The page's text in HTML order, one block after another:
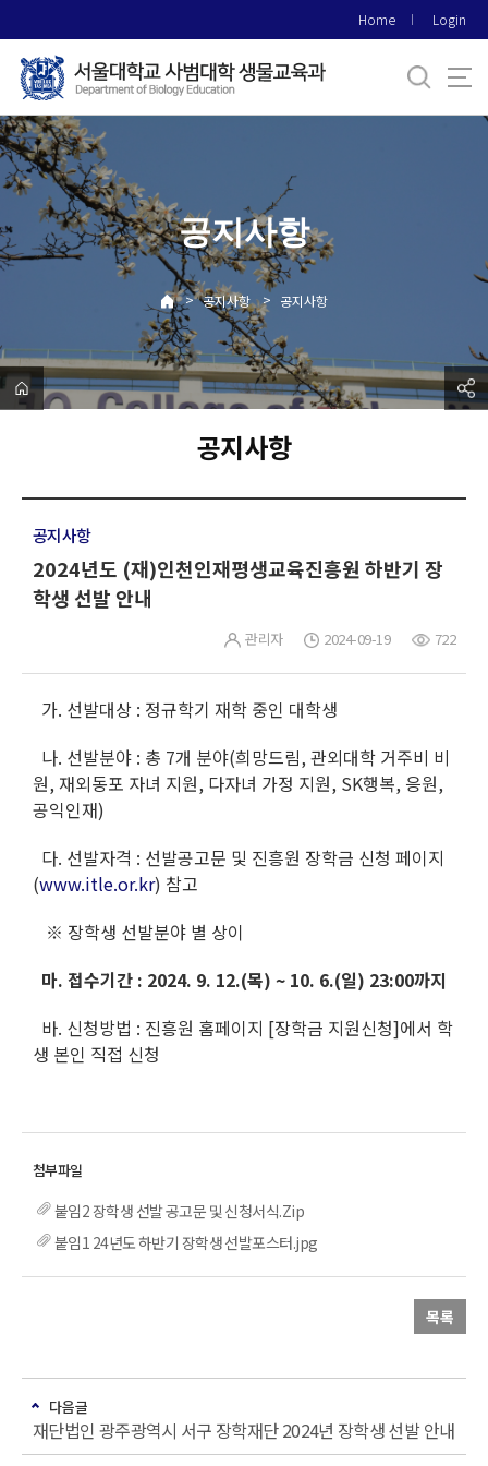
로
메
뉴
Home Login
공지사항
> 공지사항 > 공지사항
공지사항
공지사항
2024년도 (재)인천인재평생교육진흥원 하반기 장
학생 선발 안내
관리자 2024-09-19 722
가. 선발대상 : 정규학기 재학 중인 대학생
나. 선발분야 : 총 7개 분야(희망드림, 관외대학 거주비 비
원, 재외동포 자녀 지원, 다자녀 가정 지원, SK행복, 응원,
공익인재)
다. 선발자격 : 선발공고문 및 진흥원 장학금 신청 페이지
(www.itle.or.kr) 참고
※ 장학생 선발분야 별 상이
마. 접수기간 : 2024. 9. 12.(목) ~ 10. 6.(일) 23:00까지
바. 신청방법 : 진흥원 홈페이지 [장학금 지원신청]에서 학
생 본인 직접 신청
붙임2 장학생 선발 공고문 및 신청서식.Zip
붙임1 24년도 하반기 장학생 선발포스터.jpg
목록
다음글
재단법인 광주광역시 서구 장학재단 2024년 장학생 선발 안내